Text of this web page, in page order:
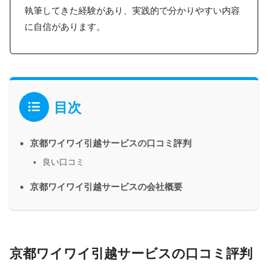
執筆してきた経験があり、実践的で分かりやすい内容
に自信があります。
目次
京都ワイワイ引越サービスの口コミ評判
良い口コミ
京都ワイワイ引越サービスの会社概要
京都ワイワイ引越サービスの口コミ評判